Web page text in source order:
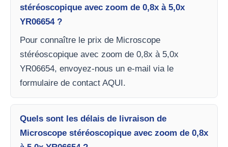
stéréoscopique avec zoom de 0,8x à 5,0x
YR06654 ?
Pour connaître le prix de Microscope
stéréoscopique avec zoom de 0,8x à 5,0x
YR06654, envoyez-nous un e-mail via le
formulaire de contact AQUI.
Quels sont les délais de livraison de
Microscope stéréoscopique avec zoom de 0,8x